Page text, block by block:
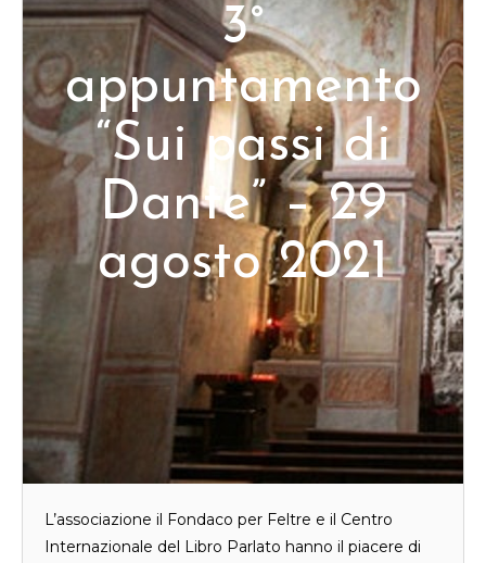
3°
appuntamento
“Sui passi di
Dante” – 29
agosto 2021
L’associazione il Fondaco per Feltre e il Centro
Internazionale del Libro Parlato hanno il piacere di